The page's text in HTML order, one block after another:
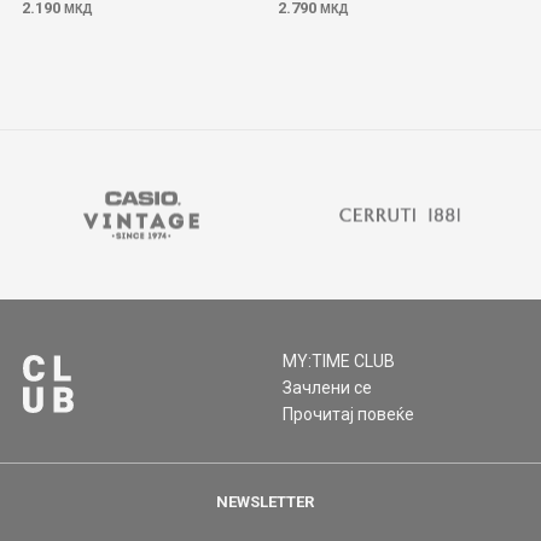
2.190 МКД 2.790 МКД
MY:TIME CLUB
Зачлени се
Прочитај повеќе
NEWSLETTER